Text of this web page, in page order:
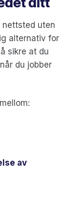
nettsted uten
alternativ for
sikre at du
du jobber
av